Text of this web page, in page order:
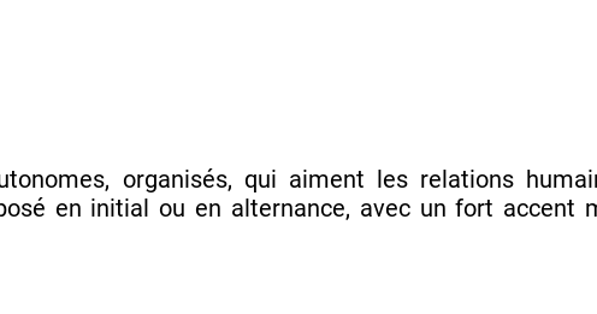
organisés, qui aiment les relations
en initial ou en alternance, avec un fort accent